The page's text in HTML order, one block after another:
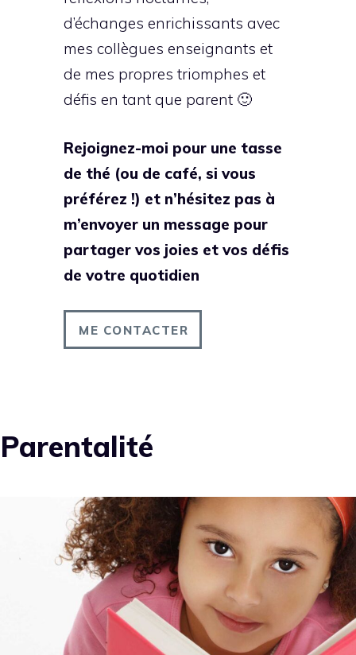
d’échanges enrichissants avec
mes collègues enseignants et
de mes propres triomphes et
défis en tant que parent 🙂
Rejoignez-moi pour une tasse
de thé (ou de café, si vous
préférez !) et n’hésitez pas à
m’envoyer un message pour
partager vos joies et vos défis
de votre quotidien
ME CONTACTER
Parentalité